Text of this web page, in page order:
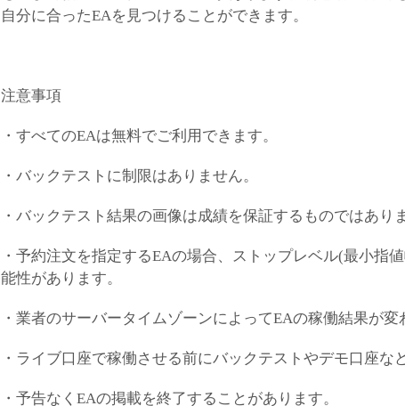
自分に合ったEAを見つけることができます。
注意事項
・すべてのEAは無料でご利用できます。
・バックテストに制限はありません。
・バックテスト結果の画像は成績を保証するものではあり
・予約注文を指定するEAの場合、ストップレベル(最小指
能性があります。
・業者のサーバータイムゾーンによってEAの稼働結果が変
・ライブ口座で稼働させる前にバックテストやデモ口座な
・予告なくEAの掲載を終了することがあります。